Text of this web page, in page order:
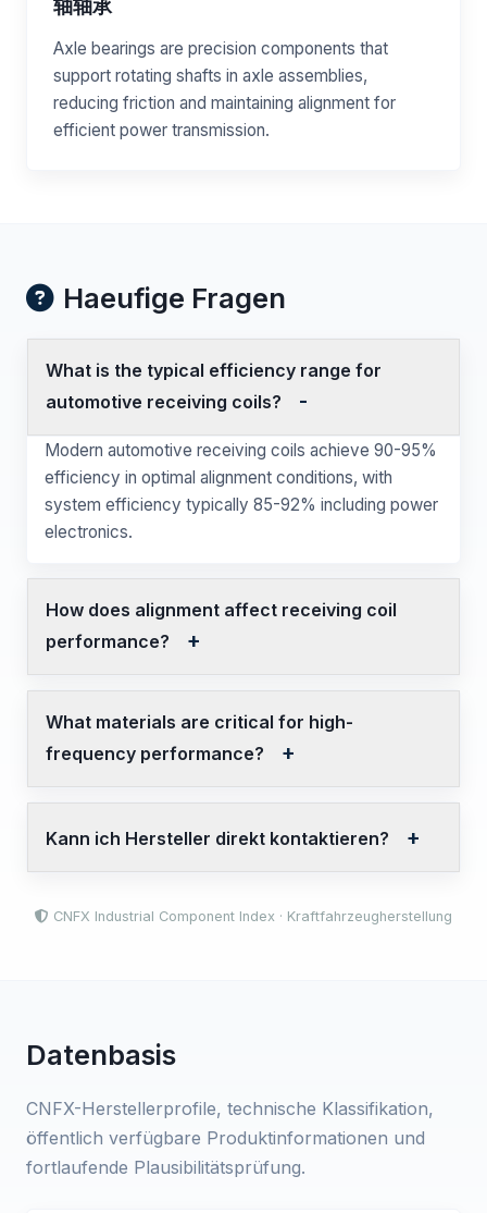
轴轴承
Axle bearings are precision components that
support rotating shafts in axle assemblies,
reducing friction and maintaining alignment for
efficient power transmission.
Haeufige Fragen
What is the typical efficiency range for
automotive receiving coils?
Modern automotive receiving coils achieve 90-95%
efficiency in optimal alignment conditions, with
system efficiency typically 85-92% including power
electronics.
How does alignment affect receiving coil
performance?
What materials are critical for high-
frequency performance?
Kann ich Hersteller direkt kontaktieren?
CNFX Industrial Component Index · Kraftfahrzeugherstellung
Datenbasis
CNFX-Herstellerprofile, technische Klassifikation,
öffentlich verfügbare Produktinformationen und
fortlaufende Plausibilitätsprüfung.